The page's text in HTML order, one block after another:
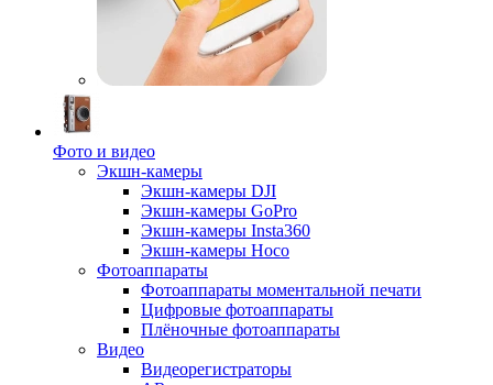
Фото и видео
Экшн-камеры
Экшн-камеры DJI
Экшн-камеры GoPro
Экшн-камеры Insta360
Экшн-камеры Hoco
Фотоаппараты
Фотоаппараты моментальной печати
Цифровые фотоаппараты
Плёночные фотоаппараты
Видео
Видеорегистраторы